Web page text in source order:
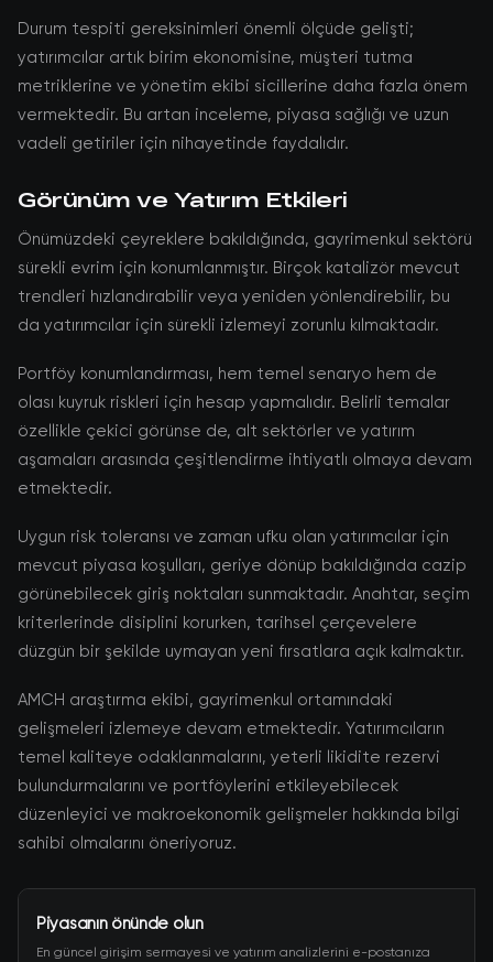
Durum tespiti gereksinimleri önemli ölçüde gelişti;
yatırımcılar artık birim ekonomisine, müşteri tutma
metriklerine ve yönetim ekibi sicillerine daha fazla önem
vermektedir. Bu artan inceleme, piyasa sağlığı ve uzun
vadeli getiriler için nihayetinde faydalıdır.
Görünüm ve Yatırım Etkileri
Önümüzdeki çeyreklere bakıldığında, gayrimenkul sektörü
sürekli evrim için konumlanmıştır. Birçok katalizör mevcut
trendleri hızlandırabilir veya yeniden yönlendirebilir, bu
da yatırımcılar için sürekli izlemeyi zorunlu kılmaktadır.
Portföy konumlandırması, hem temel senaryo hem de
olası kuyruk riskleri için hesap yapmalıdır. Belirli temalar
özellikle çekici görünse de, alt sektörler ve yatırım
aşamaları arasında çeşitlendirme ihtiyatlı olmaya devam
etmektedir.
Uygun risk toleransı ve zaman ufku olan yatırımcılar için
mevcut piyasa koşulları, geriye dönüp bakıldığında cazip
görünebilecek giriş noktaları sunmaktadır. Anahtar, seçim
kriterlerinde disiplini korurken, tarihsel çerçevelere
düzgün bir şekilde uymayan yeni fırsatlara açık kalmaktır.
AMCH araştırma ekibi, gayrimenkul ortamındaki
gelişmeleri izlemeye devam etmektedir. Yatırımcıların
temel kaliteye odaklanmalarını, yeterli likidite rezervi
bulundurmalarını ve portföylerini etkileyebilecek
düzenleyici ve makroekonomik gelişmeler hakkında bilgi
sahibi olmalarını öneriyoruz.
Piyasanın önünde olun
En güncel girişim sermayesi ve yatırım analizlerini e-postanıza